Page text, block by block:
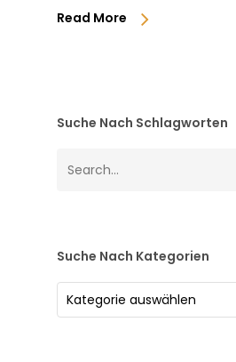
Read More
Suche Nach Schlagworten
Suche Nach Kategorien
Suche
nach
Kategorie auswählen